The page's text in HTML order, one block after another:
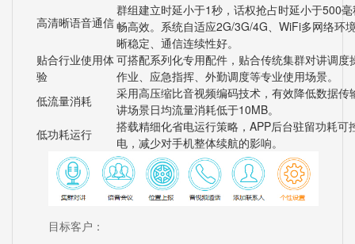
高清晰语音通信
群组建立时延小于1秒，话权抢占时延小于500
畅高效。系统自适应2G/3G/4G、WiFi多网络环
晰稳定、通信连续性好。
贴合行业使用体
验
可搭配系列化专用配件，贴合传统集群对讲调度
作业、应急指挥、外勤调度等专业使用场景。
低流量消耗
采用高压缩比音视频编码技术，有效降低数据传
讲场景日均流量消耗低于10MB。
低功耗运行
搭载精细化省电运行策略，APP后台驻留功耗可
电，减少对手机整体续航的影响。
目标客户：